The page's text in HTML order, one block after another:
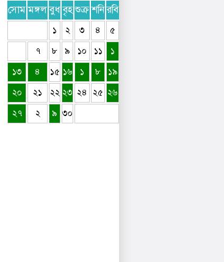
সোম মঙ্গল বুধ বৃহ শুক্র শনি রবি
১ ২ ৩ ৪
৫
৭
৮ ৯ ১০ ১১
১
১৩
৪ ১৫ ১৬ ১ ৮
১৯
২০
২১ ২২ ২৩ ২৪ ২৫ ২৬
২৭
২ ৯ ৩০